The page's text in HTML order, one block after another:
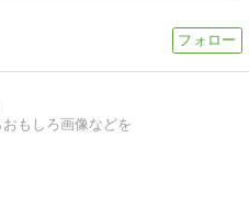
もしろ画像などを